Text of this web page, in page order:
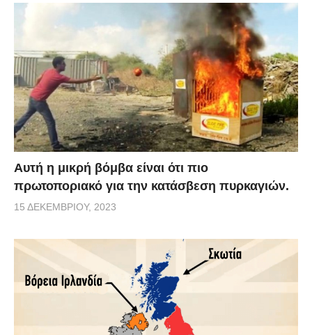
Αυτή η μικρή βόμβα είναι ότι πιο
πρωτοποριακό για την κατάσβεση πυρκαγιών.
15 ΔΕΚΕΜΒΡΊΟΥ, 2023